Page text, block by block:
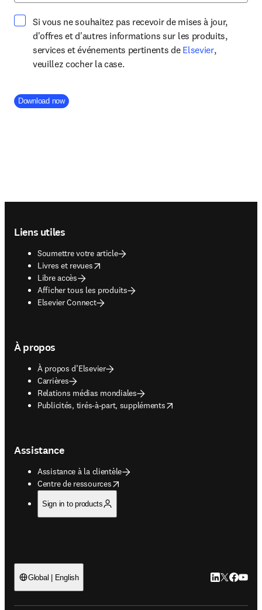
Si vous ne souhaitez pas recevoir de mises à jour,
d'offres et d'autres informations sur les produits,
services et événements pertinents de Elsevieropens in
,
veuillez cocher la case.
Company Division
Download now
Liens utiles
Soumettre votre article
Livres et revues
opens in new tab/window
Libre accès
Afficher tous les produits
Elsevier Connect
À propos
À propos d’Elsevier
Carrières
Relations médias mondiales
Publicités, tirés-à-part, suppléments
opens in new tab/window
Assistance
Assistance à la clientèle
Centre de ressources
opens in new tab/window
Sign in to products
Global | English LinkedIn
Twitter